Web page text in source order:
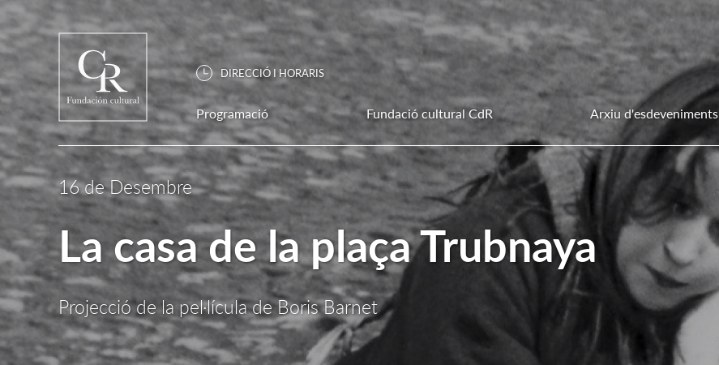
DIRECCIÓ I HORARIS
Programació Fundació cultural CdR Arxiu d'esdeveniments
16 de Desembre
La casa de la plaça Trubnaya
Projecció de la pel·lícula de Boris Barnet